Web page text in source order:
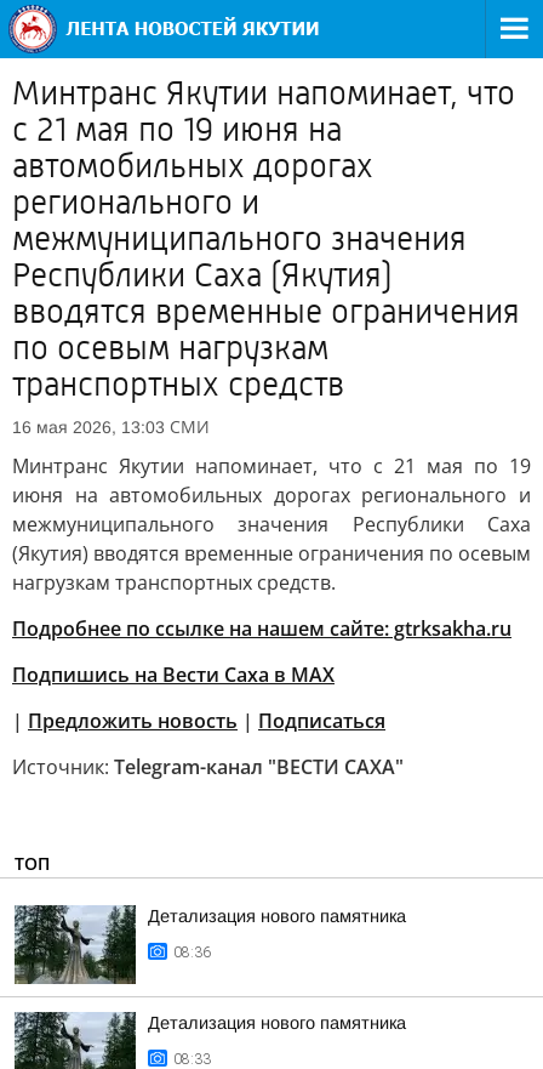
Минтранс Якутии напоминает, что
с 21 мая по 19 июня на
автомобильных дорогах
регионального и
межмуниципального значения
Республики Саха (Якутия)
вводятся временные ограничения
по осевым нагрузкам
транспортных средств
16 мая 2026, 13:03 СМИ
Минтранс Якутии напоминает, что с 21 мая по 19
июня на автомобильных дорогах регионального и
межмуниципального значения Республики Саха
(Якутия) вводятся временные ограничения по осевым
нагрузкам транспортных средств.
Подробнее по ссылке на нашем сайте: gtrksakha.ru
Подпишись на Вести Саха в MAX
| Предложить новость | Подписаться
Источник: Telegram-канал "ВЕСТИ САХА"
ТОП
Детализация нового памятника
08:36
Детализация нового памятника
08:33